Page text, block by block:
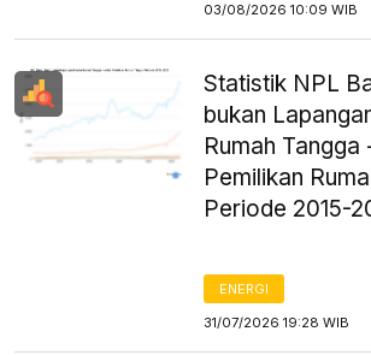
03/08/2026 10:09 WIB
Statistik NPL
bukan
Rumah Tangga
Pemilikan
Periode 2015-
ENERGI
31/07/2026 19:28 WIB